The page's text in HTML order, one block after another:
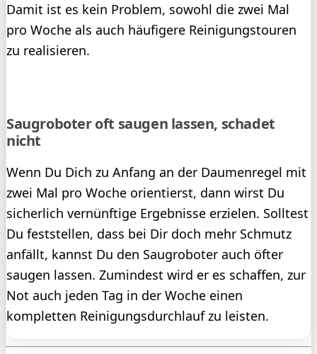
Damit ist es kein Problem, sowohl die zwei Mal
pro Woche als auch häufigere Reinigungstouren
zu realisieren.
Saugroboter oft saugen lassen, schadet
nicht
Wenn Du Dich zu Anfang an der Daumenregel mit
zwei Mal pro Woche orientierst, dann wirst Du
sicherlich vernünftige Ergebnisse erzielen. Solltest
Du feststellen, dass bei Dir doch mehr Schmutz
anfällt, kannst Du den Saugroboter auch öfter
saugen lassen. Zumindest wird er es schaffen, zur
Not auch jeden Tag in der Woche einen
kompletten Reinigungsdurchlauf zu leisten.